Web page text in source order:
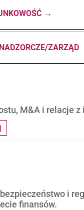
ZARZĄD
M&A i relacje z
i
finansów.